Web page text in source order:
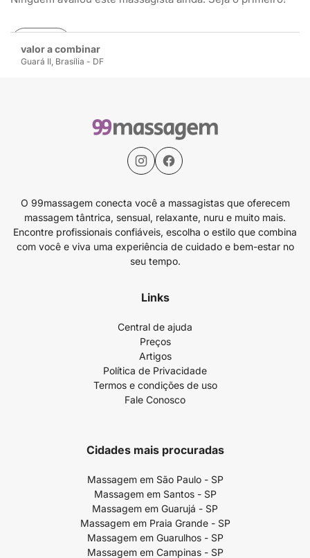
valor a combinar
Guará II, Brasília - DF
Avaliar
O 99massagem conecta você a massagistas que oferecem
massagem tântrica, sensual, relaxante, nuru e muito mais.
Encontre profissionais confiáveis, escolha o estilo que combina
com você e viva uma experiência de cuidado e bem-estar no
seu tempo.
Links
Central de ajuda
Preços
Artigos
Política de Privacidade
Termos e condições de uso
Fale Conosco
Cidades mais procuradas
Massagem em São Paulo - SP
Massagem em Santos - SP
Massagem em Guarujá - SP
Massagem em Praia Grande - SP
Massagem em Guarulhos - SP
Massagem em Campinas - SP